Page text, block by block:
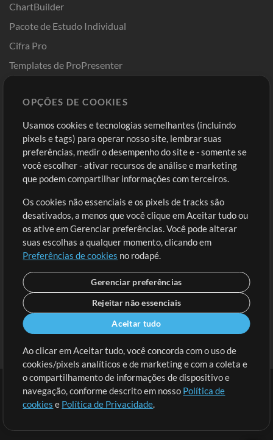
ChartBuilder
Pacote de Estudo Individual
Cifra Pro
Templates de ProPresenter
Comprar Créditos
Conteúdo Grátis
Solicite uma Música
Extras
Sessões
Envie seu conteúdo
Playlist
MT Conference
Entre
Cadastre-se
Ir ao carrinho
Termos | Política de Privacidade
OPÇÕES DE COOKIES
Usamos cookies e tecnologias semelhantes (incluindo
pixels e tags) para operar nosso site, lembrar suas
preferências, medir o desempenho do site e - somente se
você escolher - ativar recursos de análise e marketing
que podem compartilhar informações com terceiros.
Os cookies não essenciais e os pixels de tracks são
desativados, a menos que você clique em Aceitar tudo ou
os ative em Gerenciar preferências. Você pode alterar
suas escolhas a qualquer momento, clicando em
Preferências de cookies no rodapé.
Gerenciar preferências
Rejeitar não essenciais
Aceitar tudo
Ao clicar em Aceitar tudo, você concorda com o uso de
cookies/pixels analíticos e de marketing e com a coleta e
o compartilhamento de informações de dispositivo e
navegação, conforme descrito em nosso Política de
cookies e Política de Privacidade.